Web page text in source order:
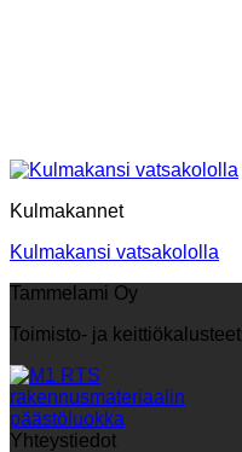
Kulmakannet
Kulmakansi vatsakololla
Tammelami Oy
Toimisto- ja keittiökalusteet
Yhteystiedot